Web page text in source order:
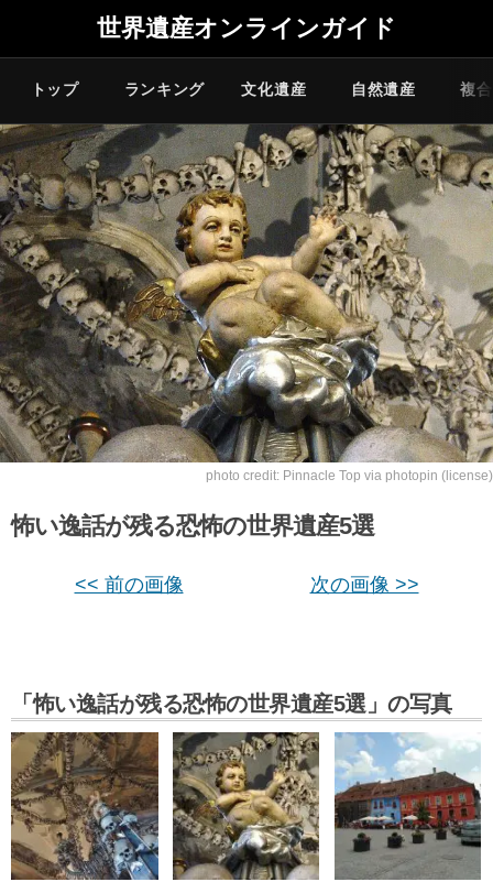
世界遺産オンラインガイド
トップ ランキング 文化遺産 自然遺産 複
photo credit: Pinnacle Top via photopin (license)
怖い逸話が残る恐怖の世界遺産5選
<< 前の画像 次の画像 >>
「怖い逸話が残る恐怖の世界遺産5選」の写真